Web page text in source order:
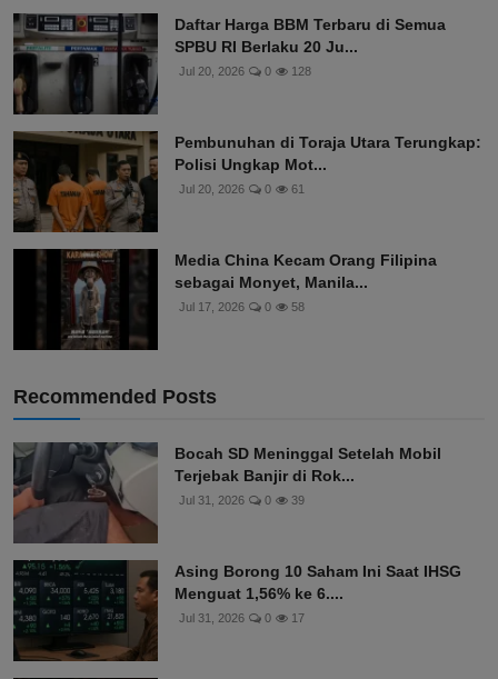
Daftar Harga BBM Terbaru di Semua
SPBU RI Berlaku 20 Ju...
Jul 20, 2026 0 128
Pembunuhan di Toraja Utara Terungkap:
Polisi Ungkap Mot...
Jul 20, 2026 0 61
Media China Kecam Orang Filipina
sebagai Monyet, Manila...
Jul 17, 2026 0 58
Recommended Posts
Bocah SD Meninggal Setelah Mobil
Terjebak Banjir di Rok...
Jul 31, 2026 0 39
Asing Borong 10 Saham Ini Saat IHSG
Menguat 1,56% ke 6....
Jul 31, 2026 0 17